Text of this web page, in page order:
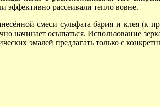
эффективно рассеивали тепло вовне.
смеси сульфата бария и клея (к
начинает осыпаться. Использование
эмалей предлагать только с